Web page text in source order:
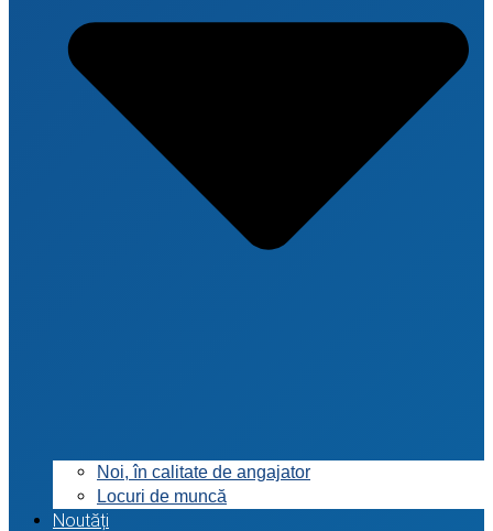
Noi, în calitate de angajator
Locuri de muncă
Noutăți